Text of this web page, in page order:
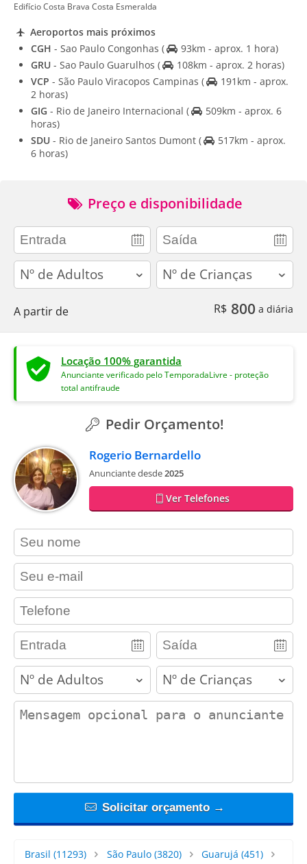
Edifício Costa Brava Costa Esmeralda
Aeroportos mais próximos
CGH - Sao Paulo Congonhas (
93km - aprox. 1 hora)
GRU - Sao Paulo Guarulhos (
108km - aprox. 2 horas)
VCP - São Paulo Viracopos Campinas (
191km - aprox.
2 horas)
GIG - Rio de Janeiro Internacional (
509km - aprox. 6
horas)
SDU - Rio de Janeiro Santos Dumont (
517km - aprox.
6 horas)
Preço e disponibilidade
adults children
A partir de R$ 800 a diária
Locação 100% garantida
Anunciante verificado pelo TemporadaLivre - proteção
total antifraude
Pedir Orçamento!
Rogerio Bernardello
Anunciante desde2025
Ver Telefones
contact_name
contact_email
contact_phone
adults children
contact_message
Solicitar orçamento →
Brasil (11293) São Paulo(3820) Guarujá (451)